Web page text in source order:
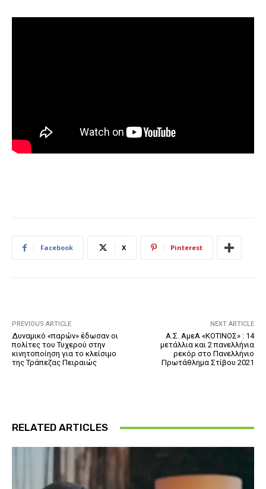
Facebook X Pinterest
PREVIOUS ARTICLE
Δυναμικό «παρών» έδωσαν οι
πολίτες του Τυχερού στην
κινητοποίηση για το κλείσιμο
της Τράπεζας Πειραιώς
NEXT ARTICLE
Α.Σ. ΑμεΑ «ΚΟΤΙΝΟΣ» : 14
μετάλλια και 2 πανελλήνια
ρεκόρ στο Πανελλήνιο
Πρωτάθλημα Στίβου 2021
RELATED ARTICLES